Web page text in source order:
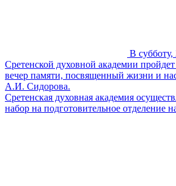
В субботу,
Сретенской духовной академии
вечер памяти, посвященный жизни и
А.И. Сидорова.
Сретенская духовная академия
набор на подготовительное отделение